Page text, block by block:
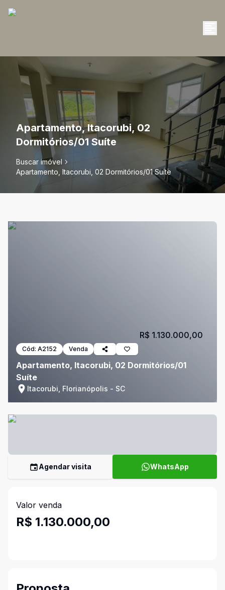
Apartamento, Itacorubi, 02
Dormitórios/01 Suíte
Buscar imóvel
Apartamento, Itacorubi, 02 Dormitórios/01 Suíte
Cód: A2152 Venda
Apartamento, Itacorubi, 02 Dormitórios/01
Suíte
Itacorubi, Florianópolis - SC
R$ 1.130.000,00
Agendar visita WhatsApp
Valor venda
R$ 1.130.000,00